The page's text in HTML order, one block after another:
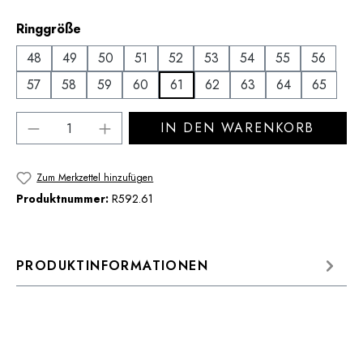
Ringgröße
48
49 50 51 52 53 54 55
56
57
58 59 60 61 62 63 64 65
Produkt Anzahl: Gib den gewünschten
IN DEN WARENKORB
Zum Merkzettel hinzufügen
Produktnummer: R592.61
PRODUKTINFORMATIONEN